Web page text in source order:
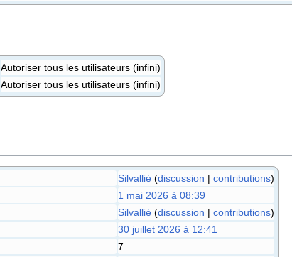
Autoriser tous les utilisateurs (infini)
Autoriser tous les utilisateurs (infini)
Silvallié (discussion | contributions)
1 mai 2026 à 08:39
Silvallié (discussion | contributions)
30 juillet 2026 à 12:41
7